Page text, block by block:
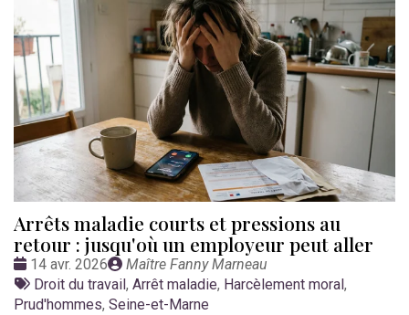
Arrêts maladie courts et pressions au
retour : jusqu'où un employeur peut aller
Date
:
14 avr. 2026
Publié
par
Maître Fanny Marneau
Tags
:
Droit du travail, Arrêt maladie, Harcèlement moral,
Prud'hommes, Seine-et-Marne